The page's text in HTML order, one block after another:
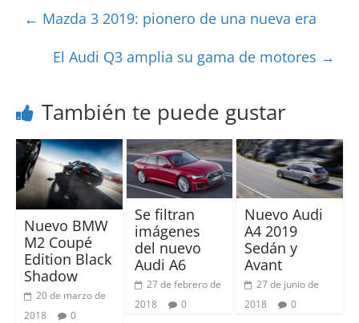
← Mazda 3 2019: pionero de una nueva era
El Audi Q3 amplia su gama de motores →
También te puede gustar
Nuevo BMW
M2 Coupé
Edition Black
Shadow
20 de marzo de
2018
0
Se filtran
imágenes
del nuevo
Audi A6
27 de febrero de
2018
0
Nuevo Audi
A4 2019
Sedán y
Avant
27 de junio de
2018
0